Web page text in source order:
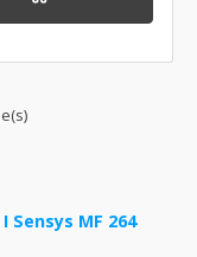
Sensys MF 264